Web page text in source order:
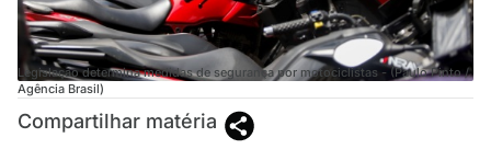
Legislação determina medidas de segurança por motociclistas - (Paulo Pinto /
Agência Brasil)
Compartilhar matéria